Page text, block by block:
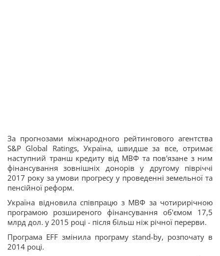
За прогнозами міжнародного рейтингового агентства
S&P Global Ratings, Україна, швидше за все, отримає
наступний транш кредиту від МВФ та пов'язане з ним
фінансування зовнішніх донорів у другому півріччі
2017 року за умови прогресу у проведенні земельної та
пенсійної реформ.
Україна відновила співпрацю з МВФ за чотирирічною
програмою розширеного фінансування об'ємом 17,5
млрд дол. у 2015 році - після більш ніж річної перерви.
Програма EFF змінила програму stand-by, розпочату в
2014 році.